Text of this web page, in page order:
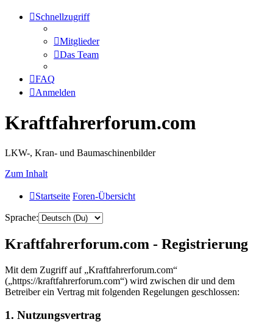
Schnellzugriff
Mitglieder
Das Team
FAQ
Anmelden
Kraftfahrerforum.com
LKW-, Kran- und Baumaschinenbilder
Zum Inhalt
Startseite Foren-Übersicht
Sprache:
Kraftfahrerforum.com - Registrierung
Mit dem Zugriff auf „Kraftfahrerforum.com“
(„https://kraftfahrerforum.com“) wird zwischen dir und dem
Betreiber ein Vertrag mit folgenden Regelungen geschlossen:
1. Nutzungsvertrag